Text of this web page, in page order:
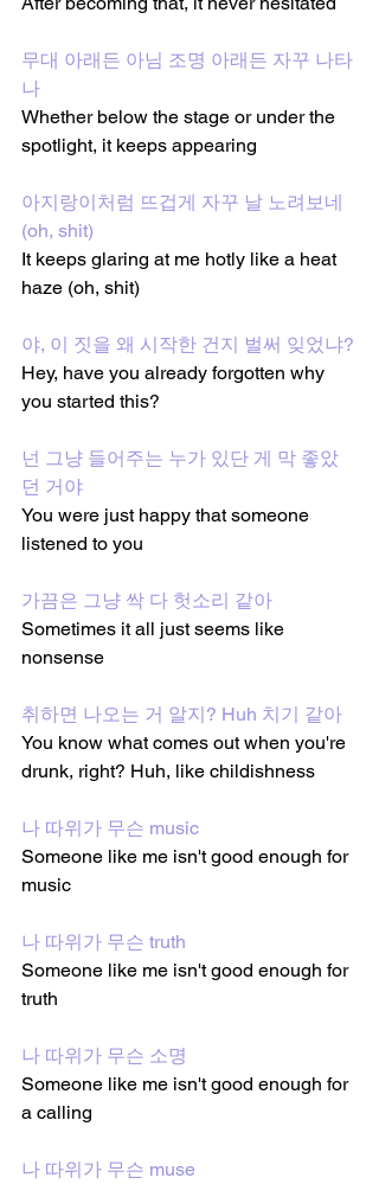
무대 아래든 아님 조명 아래든 자꾸 나타
나
Whether below the stage or under the
spotlight, it keeps appearing
아지랑이처럼 뜨겁게 자꾸 날 노려보네
(oh, shit)
It keeps glaring at me hotly like a heat
haze (oh, shit)
야, 이 짓을 왜 시작한 건지 벌써 잊었냐?
Hey, have you already forgotten why
you started this?
넌 그냥 들어주는 누가 있단 게 막 좋았
던 거야
You were just happy that someone
listened to you
가끔은 그냥 싹 다 헛소리 같아
Sometimes it all just seems like
nonsense
취하면 나오는 거 알지? Huh 치기 같아
You know what comes out when you're
drunk, right? Huh, like childishness
나 따위가 무슨 music
Someone like me isn't good enough for
music
나 따위가 무슨 truth
Someone like me isn't good enough for
truth
나 따위가 무슨 소명
Someone like me isn't good enough for
a calling
나 따위가 무슨 muse